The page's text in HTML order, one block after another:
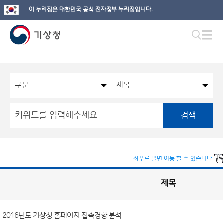
이 누리집은 대한민국 공식 전자정부 누리집입니다.
검색
좌우로 밀면 이동 할 수 있습니다.
공
개
정
보
제목
2016년도 기상청 홈페이지 접속경향 분석